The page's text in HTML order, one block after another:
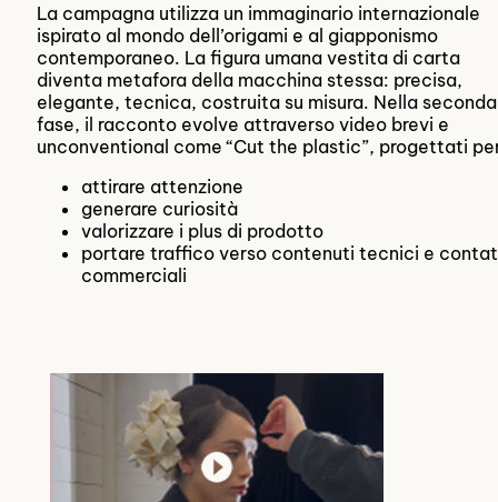
La campagna utilizza un immaginario internazionale
ispirato al mondo dell’origami e al giapponismo
contemporaneo. La figura umana vestita di carta
diventa metafora della macchina stessa: precisa,
elegante, tecnica, costruita su misura. Nella seconda
fase, il racconto evolve attraverso video brevi e
unconventional come “Cut the plastic”, progettati
attirare attenzione
generare curiosità
valorizzare i plus di prodotto
portare traffico verso contenuti tecnici e
commerciali